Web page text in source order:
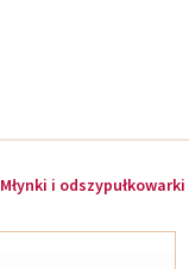
Młynki i